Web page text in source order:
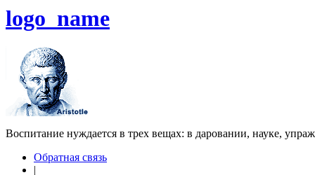
logo_name
Воспитание нуждается в трех вещах: в даровании, науке,
Обратная связь
|